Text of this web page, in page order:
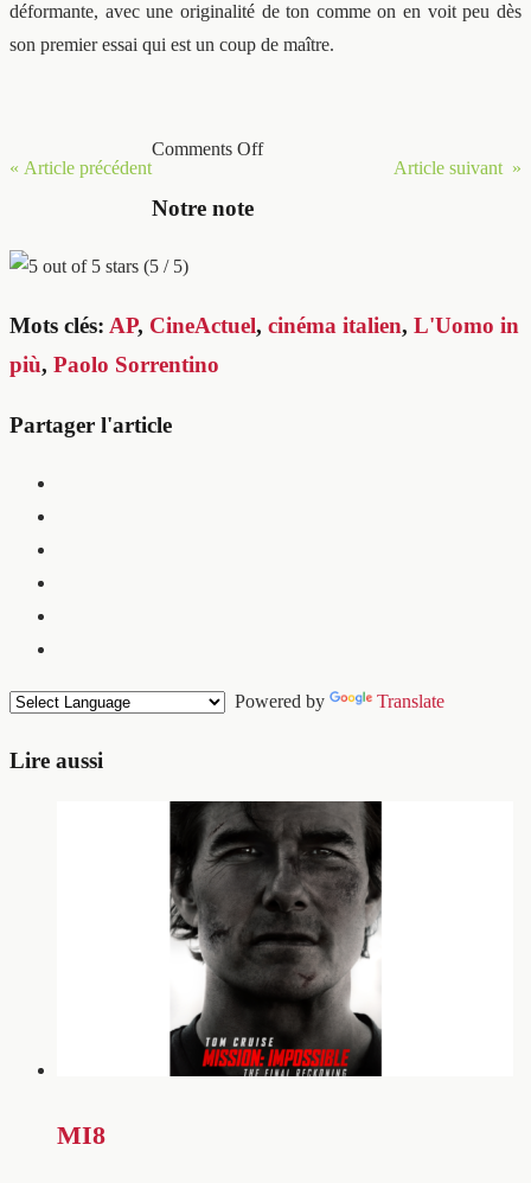
déformante, avec une originalité de ton comme on en voit peu dès
son premier essai qui est un coup de maître.
« Article précédent Article suivant »
Comments Off
Notre note
(5 / 5)
Mots clés: AP, CineActuel, cinéma italien, L'Uomo in
più, Paolo Sorrentino
Partager l'article
Powered by Translate
Lire aussi
MI8